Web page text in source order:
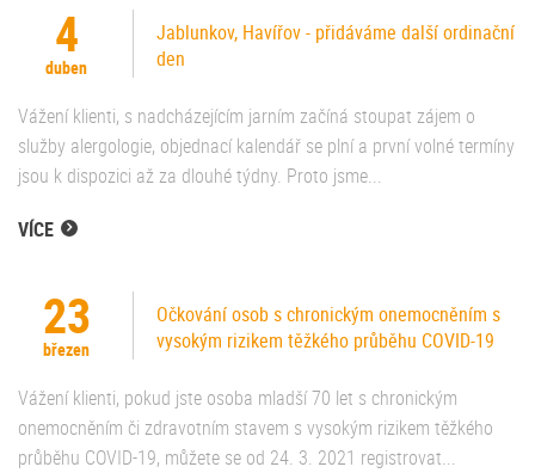
4
duben
Jablunkov, Havířov - přidáváme další ordinační
den
Vážení klienti, s nadcházejícím jarním začíná stoupat zájem o
služby alergologie, objednací kalendář se plní a první volné termíny
jsou k dispozici až za dlouhé týdny. Proto jsme...
VÍCE
23
březen
Očkování osob s chronickým onemocněním s
vysokým rizikem těžkého průběhu COVID-19
Vážení klienti, pokud jste osoba mladší 70 let s chronickým
onemocněním či zdravotním stavem s vysokým rizikem těžkého
průběhu COVID-19, můžete se od 24. 3. 2021 registrovat...